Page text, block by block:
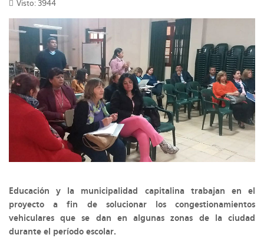
Visto: 3944
Educación y la municipalidad capitalina trabajan en el
proyecto a fin de solucionar los congestionamientos
vehiculares que se dan en algunas zonas de la ciudad
durante el período escolar.